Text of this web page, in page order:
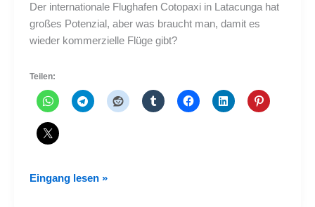
Der internationale Flughafen Cotopaxi in Latacunga hat
großes Potenzial, aber was braucht man, damit es
wieder kommerzielle Flüge gibt?
Teilen:
Was
Eingang lesen »